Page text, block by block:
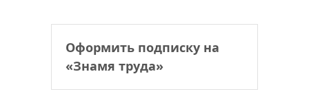
Оформить подписку на
«Знамя труда»